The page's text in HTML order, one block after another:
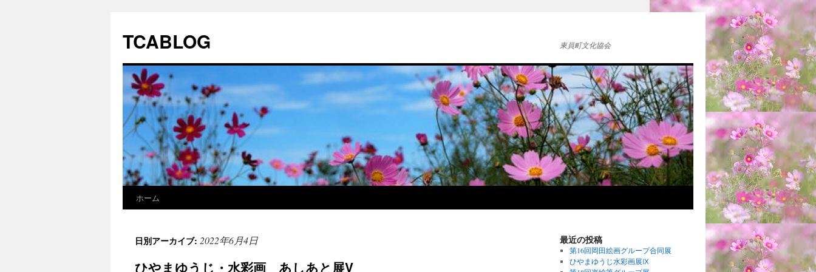
TCABLOG 東員町文化協会
ン
ホーム
日別アーカイブ: 2022年6月4日
ひやまゆうじ・水彩画 あしあと展V
最近の投稿
第16回岡田絵画グループ合同展
ひやまゆうじ水彩画展Ⅸ